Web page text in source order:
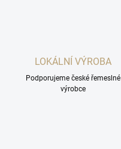
LOKÁLNÍ VÝROBA
Podporujeme české řemeslné
výrobce